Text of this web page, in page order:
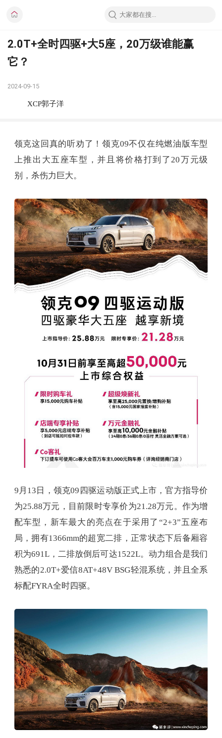
2.0T+全时四驱+大5座，20万级谁能赢
它？
2024-09-15
XCP郭子洋
领克这回真的听劝了！领克09不仅在纯燃油版车型
上推出大五座车型，并且将价格打到了20万元级
别，杀伤力巨大。
9月13日，领克09四驱运动版正式上市，官方指导价
为25.88万元，目前限时专享价为21.28万元。作为增
配车型，新车最大的亮点在于采用了“2+3”五座布
局，拥有1366mm的超宽二排，正常状态下后备厢容
积为691L，二排放倒后可达1522L。动力组合是我们
熟悉的2.0T+爱信8AT+48V BSG轻混系统，并且全系
标配FYRA全时四驱。